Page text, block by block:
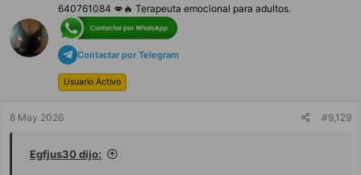
más importante, ¿qué dijeron sus parejas? ¿Fue un
“¡Mierda!” seguido de risas nerviosas, o quizás un “¡Qué
demonios, sigamos!” con esa mirada cómplice?
Compartan sus experiencias más íntimas, esos momentos
donde el control se pierde y el deseo puro toma el
simplemente un susto pasajero?
o
n
s
640761084 💋🔥 Terapeuta emocional para adultos.
Contactar por Telegram
Usuario Activo
8 May 2026 #9,129
Egfjus30 dijo: